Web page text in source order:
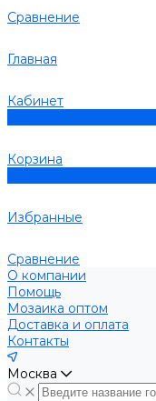
Сравнение
Главная
Кабинет
Корзина
Избранные
Сравнение
О компании
Помощь
Мозаика оптом
Доставка и оплата
Контакты
Москва